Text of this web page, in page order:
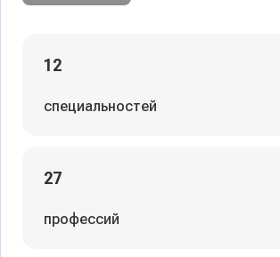
12
специальностей
27
профессий